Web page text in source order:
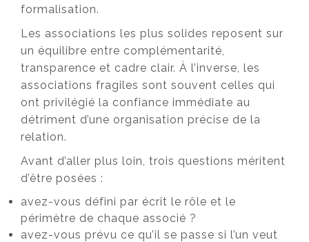
formalisation.
Les associations les plus solides reposent sur
un équilibre entre complémentarité,
transparence et cadre clair. À l’inverse, les
associations fragiles sont souvent celles qui
ont privilégié la confiance immédiate au
détriment d’une organisation précise de la
relation.
Avant d’aller plus loin, trois questions méritent
d’être posées :
avez-vous défini par écrit le rôle et le
périmètre de chaque associé ?
avez-vous prévu ce qu’il se passe si l’un veut